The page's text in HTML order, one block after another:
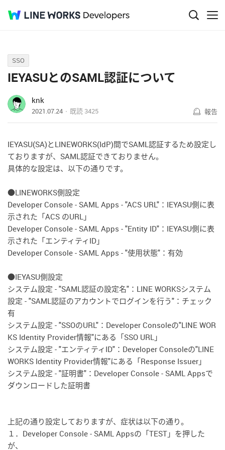
Q&A
SSO
IEYASUとのSAML認証について
knk
2021.07.24 既読 3425 報告
IEYASU(SA)とLINEWORKS(IdP)間でSAML認証するため設定し
ておりますが、SAML認証できておりません。
具体的な設定は、以下の通りです。
●LINEWORKS側設定
Developer Console - SAML Apps - "ACS URL"：IEYASU側に表
示された「ACS のURL」
Developer Console - SAML Apps - "Entity ID"：IEYASU側に表
示された「エンティティID」
Developer Console - SAML Apps - "使用状態"：有効
●IEYASU側設定
システム設定 - "SAML認証の設定名"：LINE WORKSシステム
設定 - "SAML認証のアカウントでログインを行う"：チェック
有
システム設定 - "SSOのURL"：Developer Consoleの"LINE WOR
KS Identity Provider情報"にある「SSO URL」
システム設定 - "エンティティID"：Developer Consoleの"LINE
WORKS Identity Provider情報"にある「Response Issuer」
システム設定 - "証明書"：Developer Console - SAML Appsで
ダウンロードした証明書
上記の通り設定しておりますが、症状は以下の通り。
１．Developer Console - SAML Appsの「TEST」を押した
が、